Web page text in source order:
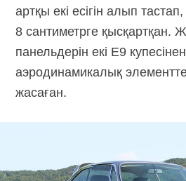
артқы екі есігін алып
8 сантиметрге қысқартқан.
панельдерін екі E9
аэродинамикалық
жасаған.